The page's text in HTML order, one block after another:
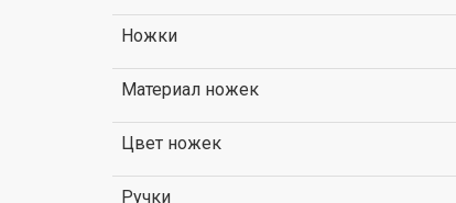
Ножки
Материал ножек
Цвет ножек
Ручки